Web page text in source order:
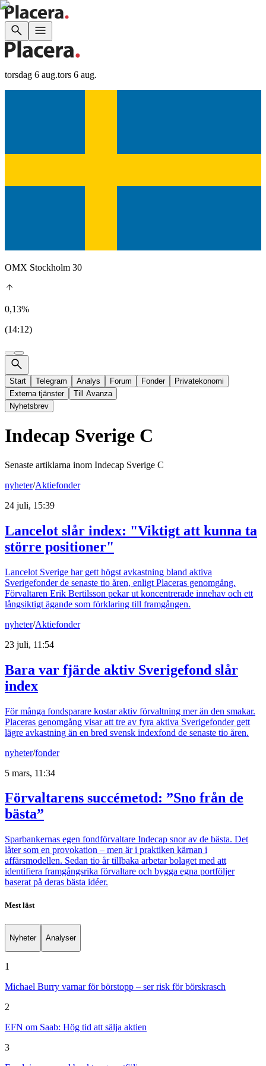
torsdag 6 aug.tors 6 aug.
OMX Stockholm 30
0,13%
(14:12)
Start Telegram Analys Forum Fonder
Privatekonomi
Externa tjänster
Till Avanza
Nyhetsbrev
Indecap Sverige C
Senaste artiklarna inom Indecap Sverige C
nyheter/Aktiefonder
24 juli, 15:39
Lancelot slår index: "Viktigt att kunna ta
större positioner"
Lancelot Sverige har gett högst avkastning bland aktiva
Sverigefonder de senaste tio åren, enligt Placeras genomgång.
Förvaltaren Erik Bertilsson pekar ut koncentrerade innehav och ett
långsiktigt ägande som förklaring till framgången.
nyheter/Aktiefonder
23 juli, 11:54
Bara var fjärde aktiv Sverigefond slår
index
För många fondsparare kostar aktiv förvaltning mer än den smakar.
Placeras genomgång visar att tre av fyra aktiva Sverigefonder gett
lägre avkastning än en bred svensk indexfond de senaste tio åren.
nyheter/fonder
5 mars, 11:34
Förvaltarens succémetod: ”Sno från de
bästa”
Sparbankernas egen fondförvaltare Indecap snor av de bästa. Det
låter som en provokation – men är i praktiken kärnan i
affärsmodellen. Sedan tio år tillbaka arbetar bolaget med att
identifiera framgångsrika förvaltare och bygga egna portföljer
baserat på deras bästa idéer.
Mest läst
Nyheter Analyser
1
Michael Burry varnar för börstopp – ser risk för börskrasch
2
EFN om Saab: Hög tid att sälja aktien
3